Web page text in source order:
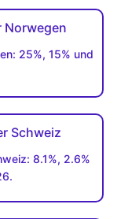
Norwegen
25%, 15% und
Schweiz
8.1%, 2.6%